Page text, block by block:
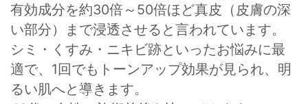
有効成分を約30倍～50倍ほど真皮（皮膚の深
い部分）まで浸透させると言われています。
シミ・くすみ・ニキビ跡といったお悩みに最
適で、1回でもトーンアップ効果が見られ、明
るい肌へと導きます。